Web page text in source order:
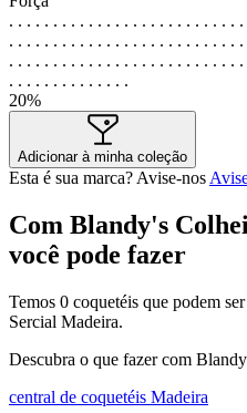
. . . . . . . . . . . . . . . . . . . . . . . . . .
. . . . . . . . . . . . . . . . . . . . . . . . . .
. . . . . . . . . . . . . . . . . . . . . . . . . .
. . . . . . . . . . . . . .
20%
Adicionar à minha coleção
Esta é sua marca? Avise-nos
Com Blandy's
você pode fazer
Temos 0 coquetéis que podem
Sercial Madeira.
Descubra o que fazer com
central de coquetéis Madeira